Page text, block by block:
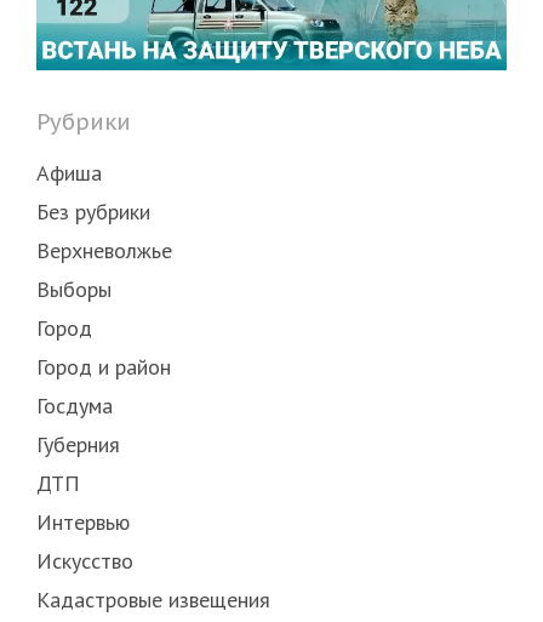
Рубрики
Афиша
Без рубрики
Верхневолжье
Выборы
Город
Город и район
Госдума
Губерния
ДТП
Интервью
Искусство
Кадастровые извещения